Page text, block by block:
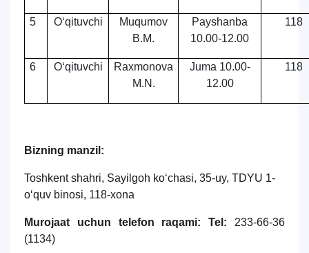
5 O‘qituvchi
Muqumov
B.M.
Payshanba
10.00-12.00
118
6 O‘qituvchi
Raxmonova
M.N.
Juma 10.00-
12.00
118
Bizning manzil:
Toshkent shahri, Sayilgoh ko‘chasi, 35-uy, TDYU 1-
o‘quv binosi, 118-xona
Murojaat uchun telefon raqami: Tel: 233-66-36
(1134)